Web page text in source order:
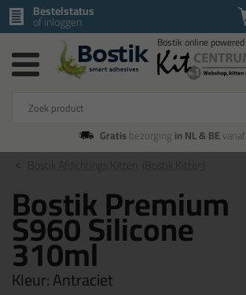
Bestelstatus
of inloggen
Gratisbezorging in NL & BEvanaf
Bostik Afdichtings Kitten
Bostik Premium
S960 Silicone
310ml
Kleur:Antraciet